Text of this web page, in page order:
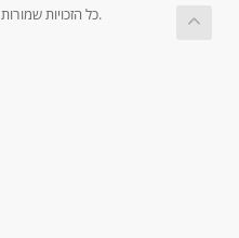
זכויות יוצרים © 2026 EricGillette.com כל הזכויות שמורות.